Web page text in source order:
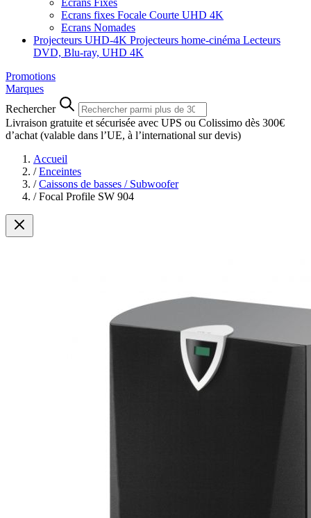
Ecrans Fixes
Ecrans fixes Focale Courte UHD 4K
Ecrans Nomades
Projecteurs UHD-4K Projecteurs home-cinéma Lecteurs
DVD, Blu-ray, UHD 4K
Promotions
Marques
Rechercher
Livraison gratuite et sécurisée avec UPS ou Colissimo dès 300€
d’achat (valable dans l’UE, à l’international sur devis)
Accueil
/ Enceintes
/ Caissons de basses / Subwoofer
/ Focal Profile SW 904